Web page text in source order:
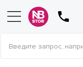
Введите запрос,